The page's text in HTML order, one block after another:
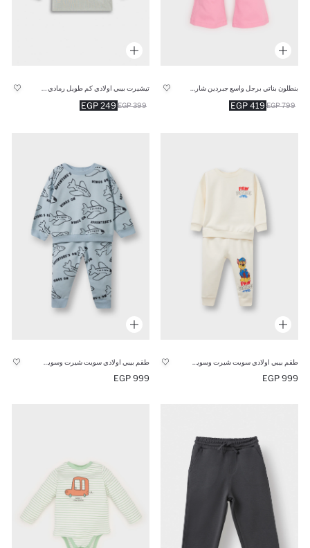
419 EGP 799 EGP
249 EGP 399 EGP
999 EGP
999 EGP